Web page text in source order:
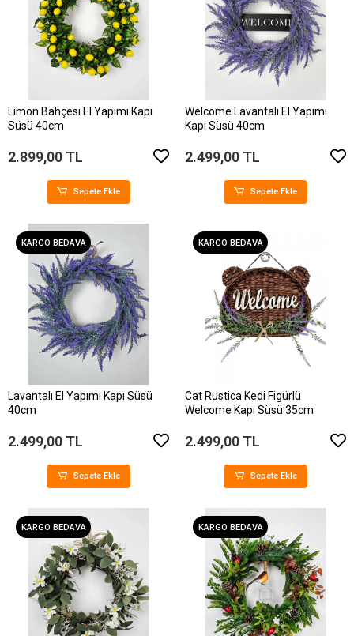
Limon Bahçesi El Yapımı Kapı
Süsü 40cm
2.899,00 TL
Sepete Ekle
Welcome Lavantalı El Yapımı
Kapı Süsü 40cm
2.499,00 TL
Sepete Ekle
KARGO BEDAVA
Lavantalı El Yapımı Kapı Süsü
40cm
2.499,00 TL
Sepete Ekle
KARGO BEDAVA
Cat Rustica Kedi Figürlü
Welcome Kapı Süsü 35cm
2.499,00 TL
Sepete Ekle
KARGO BEDAVA KARGO BEDAVA